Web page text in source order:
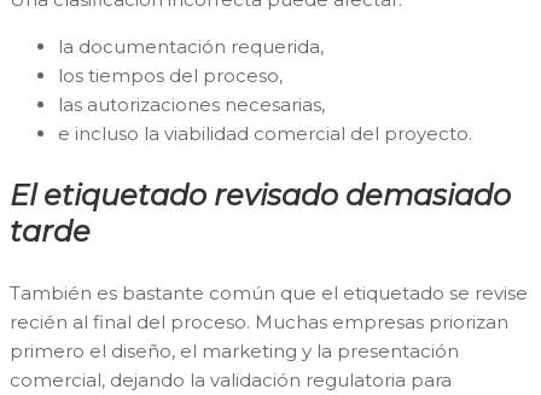
la documentación requerida,
los tiempos del proceso,
las autorizaciones necesarias,
e incluso la viabilidad comercial del proyecto.
El etiquetado revisado demasiado
tarde
También es bastante común que el etiquetado se revise
recién al final del proceso. Muchas empresas priorizan
primero el diseño, el marketing y la presentación
comercial, dejando la validación regulatoria para